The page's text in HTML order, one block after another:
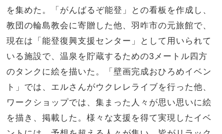
を集めた。「がんばるぞ能登」との看板を作成し、
教団の輪島教会に寄贈した他、羽咋市の元旅館で、
現在は「能登復興支援センター」として用いられて
いる施設で、温泉を貯蔵するための3メートル四方
のタンクに絵を描いた。「壁画完成おひろめイベン
ト」では、エルさんがウクレレライブを行った他、
ワークショップでは、集まった人々が思い思いに絵
を描き、掲載した。様々な支援を得て実現したイベ